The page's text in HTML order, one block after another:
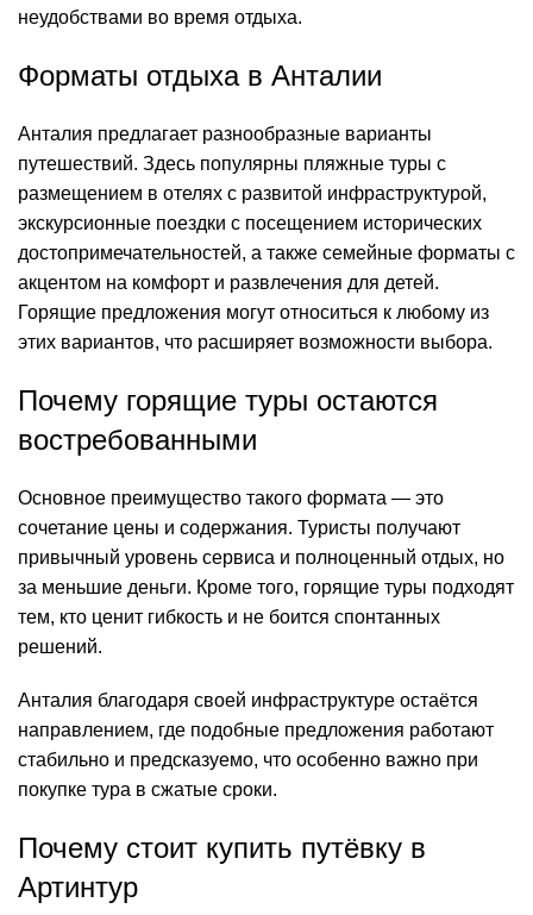
неудобствами во время отдыха.
Форматы отдыха в Анталии
Анталия предлагает разнообразные варианты
путешествий. Здесь популярны пляжные туры с
размещением в отелях с развитой инфраструктурой,
экскурсионные поездки с посещением исторических
достопримечательностей, а также семейные форматы с
акцентом на комфорт и развлечения для детей.
Горящие предложения могут относиться к любому из
этих вариантов, что расширяет возможности выбора.
Почему горящие туры остаются
востребованными
Основное преимущество такого формата — это
сочетание цены и содержания. Туристы получают
привычный уровень сервиса и полноценный отдых, но
за меньшие деньги. Кроме того, горящие туры подходят
тем, кто ценит гибкость и не боится спонтанных
решений.
Анталия благодаря своей инфраструктуре остаётся
направлением, где подобные предложения работают
стабильно и предсказуемо, что особенно важно при
покупке тура в сжатые сроки.
Почему стоит купить путёвку в
Артинтур